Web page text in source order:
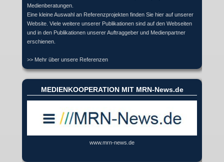
Medienberatungen.
Eine kleine Auswahl an Referenzprojekten finden Sie hier auf unserer
Website. Viele weitere unserer Publikationen sind auf den Webseiten
und in den Publikationen unserer Auftraggeber und Medienpartner
erschienen.
>> Mehr über unsere Referenzen
MEDIENKOOPERATION MIT MRN-News.de
www.mrn-news.de